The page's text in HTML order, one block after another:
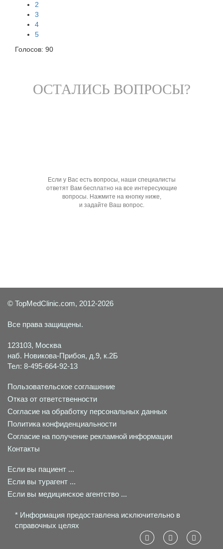
2
3
4
5
Голосов: 90
ОСТАЛИСЬ ВОПРОСЫ?
Если у Вас есть вопросы, наши специалисты
ответят Вам бесплатно на все интересующие
вопросы. Нажмите на кнопку ниже,
и задайте Ваш вопрос.
© TopMedClinic.com, 2012-2026
Все права защищены.
123103, Москва
наб. Новикова-Прибоя, д.9, к.2Б
Тел: 8-495-664-92-13
Пользовательское соглашение
Отказ от ответственности
Согласие на обработку персональных данных
Политика конфиденциальности
Согласие на получение рекламной информации
Контакты
Если вы пациент ...
Если вы турагент ...
Если вы медицинское агентство ...
* Информация предоставлена исключительно в
справочных целях